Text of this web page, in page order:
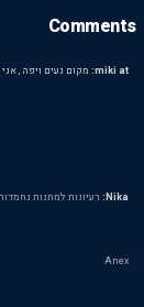
Comments
miki at: מקום נעים ויפה ,
Nika: רעיונות למתנות
Anex